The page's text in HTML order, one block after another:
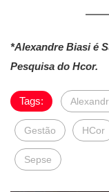
*Alexandre Biasi é
Pesquisa do Hcor.
Tags:
Gestão HCor
Sepse